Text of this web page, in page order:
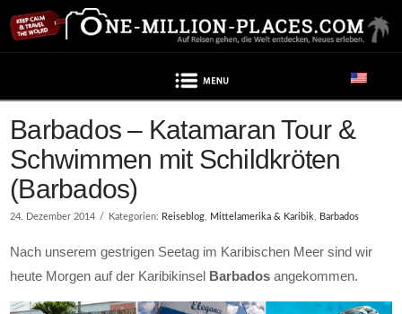
Barbados – Katamaran Tour &
Schwimmen mit Schildkröten
(Barbados)
24. Dezember 2014 Kategorien: Reiseblog, Mittelamerika & Karibik, Barbados
Nach unserem gestrigen Seetag im Karibischen Meer sind wir
heute Morgen auf der Karibikinsel Barbados angekommen.